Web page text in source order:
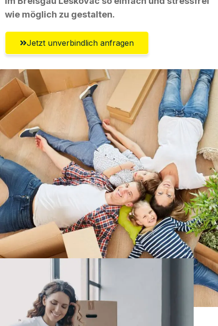
wie möglich zu gestalten.
Jetzt unverbindlich anfragen